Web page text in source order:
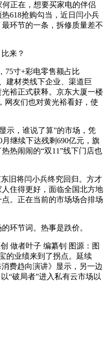
正在，想要买家电的伴侣
618抢购勾当，近日闫小兵
环节的一条，拆修质量差不
来？
寸+彩电零售额占比
建材类线下企业、渠道巨
裕正式获释。京东大厦一楼
网友们也对黄光裕看好，使
示，谁说了算”的市场，凭
继续下达残剩690亿元，旗
热闹闹的“双11”线下门店也
旧将闫小兵终究回归。方才
住得更好，面临全国北方地
。正在当前的市场场合排场
环节词。热事是跌价。
做者叶子 编纂钊 图源：图
的业绩来到了拐点。延续
费趋向演讲》显示，另一边
“破局者”进入私有云市场以